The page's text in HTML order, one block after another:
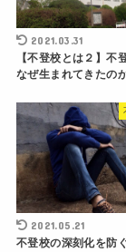
2021.03.31
【不登校とは２】不
なぜ生まれてきたの
2021.05.21
不登校の深刻化を防